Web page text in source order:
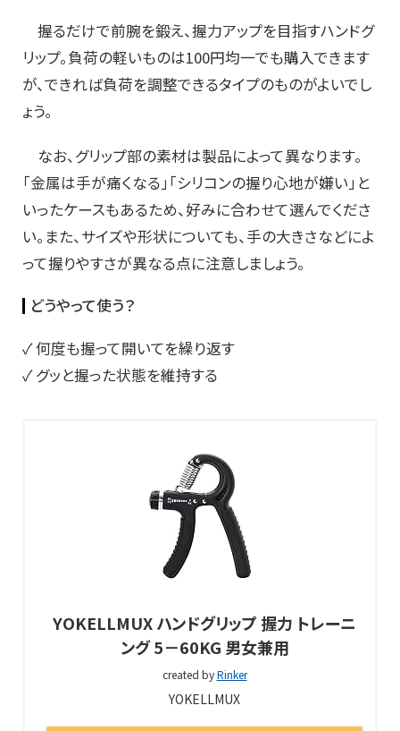
握るだけで前腕を鍛え、握力アップを目指すハンドグ
リップ。負荷の軽いものは100円均一でも購入できます
が、できれば負荷を調整できるタイプのものがよいでし
ょう。
なお、グリップ部の素材は製品によって異なります。
「金属は手が痛くなる」「シリコンの握り心地が嫌い」と
いったケースもあるため、好みに合わせて選んでくださ
い。また、サイズや形状についても、手の大きさなどによ
って握りやすさが異なる点に注意しましょう。
どうやって使う？
✓ 何度も握って開いてを繰り返す
✓ グッと握った状態を維持する
YOKELLMUX ハンドグリップ 握力 トレーニ
ング 5－60KG 男女兼用
created byRinker
YOKELLMUX